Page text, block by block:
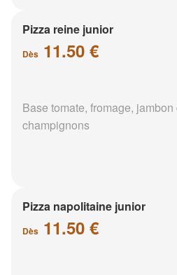
Pizza reine junior
Dès 11.50 €
Base tomate, fromage,
champignons
Pizza napolitaine junior
Dès 11.50 €